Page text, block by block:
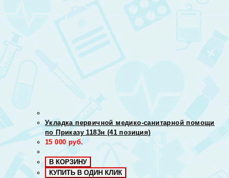
Укладка первичной медико-санитарной помощи
по Приказу 1183н (41 позиция)
15 000руб.
В КОРЗИНУ
КУПИТЬ В ОДИН КЛИК